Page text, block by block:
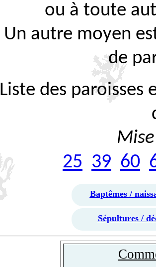
ou à toute
Un autre moyen
de
Liste des paroisses
25 39 60
Baptêmes /
Sépultures /